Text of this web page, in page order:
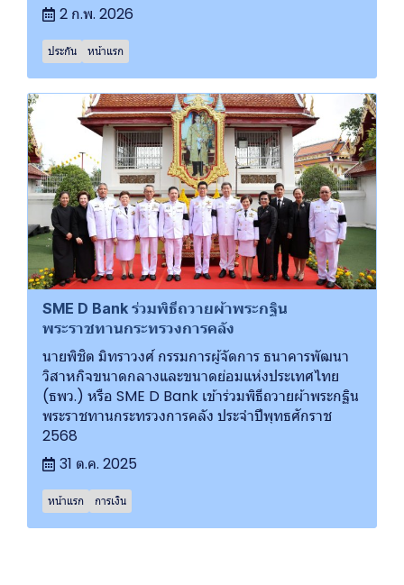
2 ก.พ. 2026
ประกัน หน้าแรก
SME D Bank ร่วมพิธีถวายผ้าพระกฐิน
พระราชทานกระทรวงการคลัง
นายพิชิต มิทราวงศ์ กรรมการผู้จัดการ ธนาคารพัฒนา
วิสาหกิจขนาดกลางและขนาดย่อมแห่งประเทศไทย
(ธพว.) หรือ SME D Bank เข้าร่วมพิธีถวายผ้าพระกฐิน
พระราชทานกระทรวงการคลัง ประจำปีพุทธศักราช
2568
31 ต.ค. 2025
หน้าแรก การเงิน